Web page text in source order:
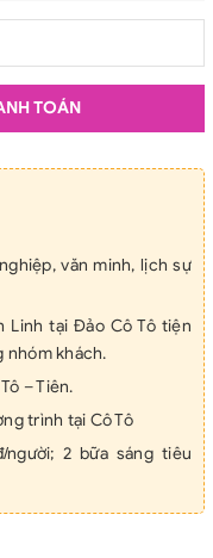
TOÁN
văn minh, lịch sự
Linh tại Đảo Cô Tô tiện
nhóm khách.
– Tiên.
trình tại Cô Tô
2 bữa sáng tiêu
vụ nhiệt tình chu đáo